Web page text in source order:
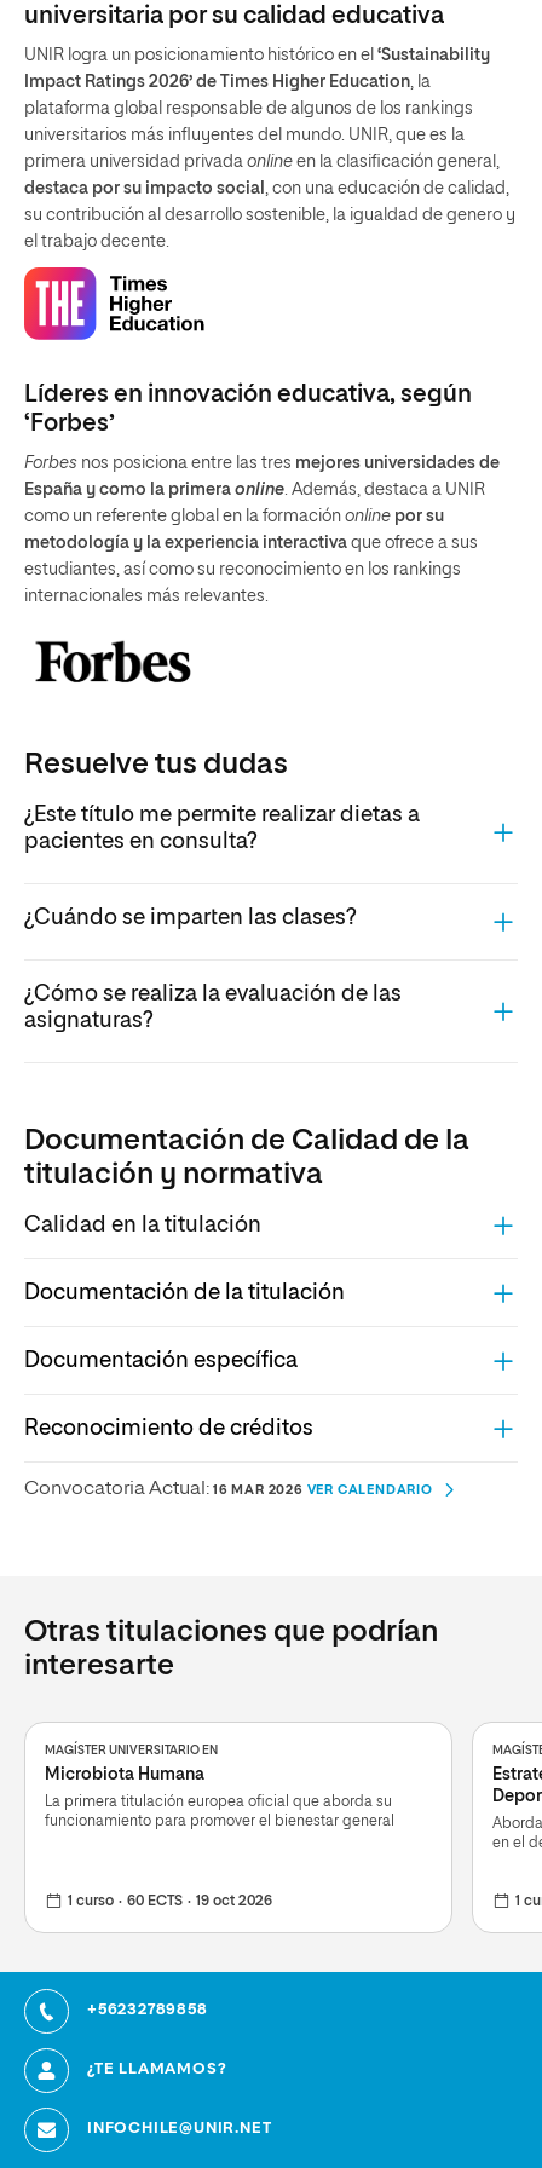
universitaria por su calidad educativa
UNIR logra un posicionamiento histórico en el ‘Sustainability
Impact Ratings 2026’ de Times Higher Education, la
plataforma global responsable de algunos de los rankings
universitarios más influyentes del mundo. UNIR, que es la
primera universidad privada online en la clasificación general,
destaca por su impacto social , con una educación de calidad,
su contribución al desarrollo sostenible, la igualdad de genero y
el trabajo decente.
Líderes en innovación educativa, según
‘Forbes’
Forbes nos posiciona entre las tres mejores universidades de
España y como la primera online. Además, destaca a UNIR
como un referente global en la formación online por su
metodología y la experiencia interactiva que ofrece a sus
estudiantes, así como su reconocimiento en los rankings
internacionales más relevantes.
Resuelve tus dudas
¿Este título me permite realizar dietas a
pacientes en consulta?
¿Cuándo se imparten las clases?
¿Cómo se realiza la evaluación de las
asignaturas?
Documentación de Calidad de la
titulación y normativa
Calidad en la titulación
Documentación de la titulación
Documentación específica
Reconocimiento de créditos
Convocatoria Actual: 16 MAR 2026 VER CALENDARIO
Otras titulaciones que podrían
interesarte
MAGÍSTER UNIVERSITARIO EN
Microbiota Humana
La primera titulación europea oficial que aborda su
funcionamiento para promover el bienestar general
1 curso 60 ECTS 19 oct 2026
en el
1
+56232789858
¿TE LLAMAMOS?
INFOCHILE@UNIR.NET